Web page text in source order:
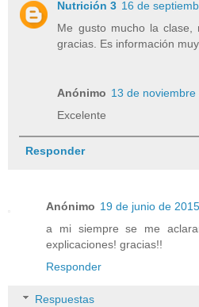
Nutrición 3 16 de
Me gusto mucho la clase,
gracias. Es información muy
Anónimo 13 de
Excelente
Responder
Anónimo 19 de junio de
a mi siempre se me
explicaciones! gracias!!
Responder
Respuestas